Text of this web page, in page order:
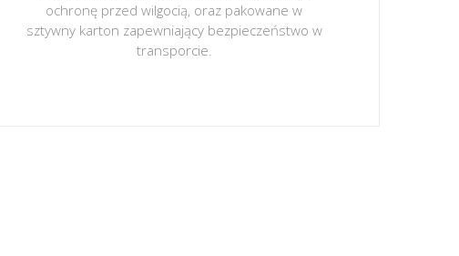
ochronę przed wilgocią, oraz pakowane w
sztywny karton zapewniający bezpieczeństwo w
transporcie.